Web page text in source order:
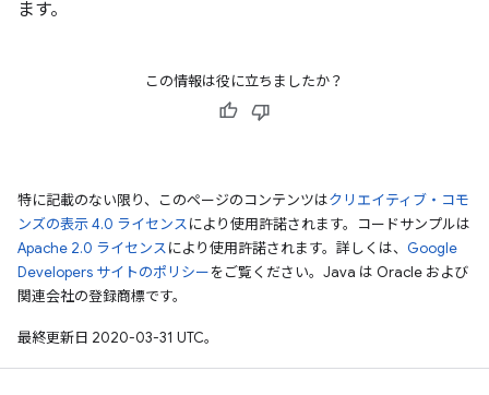
ます。
この情報は役に立ちましたか？
特に記載のない限り、このページのコンテンツはクリエイティブ・コモ
ンズの表示 4.0 ライセンスにより使用許諾されます。コードサンプルは
Apache 2.0 ライセンスにより使用許諾されます。詳しくは、 Google
Developers サイトのポリシーをご覧ください。Java は Oracle および
関連会社の登録商標です。
最終更新日 2020-03-31 UTC。